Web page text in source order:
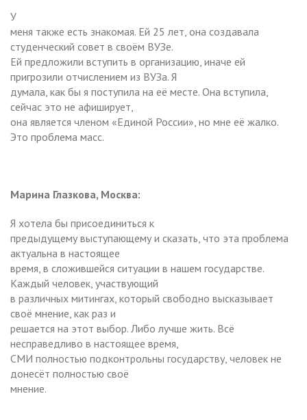
У
меня также есть знакомая. Ей 25 лет, она создавала
студенческий совет в своём ВУЗе.
Ей предложили вступить в организацию, иначе ей
пригрозили отчислением из ВУЗа. Я
думала, как бы я поступила на её месте. Она вступила,
сейчас это не афиширует,
она является членом «Единой России», но мне её жалко.
Это проблема масс.
Марина Глазкова, Москва:
Я хотела бы присоединиться к
предыдущему выступающему и сказать, что эта проблема
актуальна в настоящее
время, в сложившейся ситуации в нашем государстве.
Каждый человек, участвующий
в различных митингах, который свободно высказывает
своё мнение, как раз и
решается на этот выбор. Либо лучше жить. Всё
несправедливо в настоящее время,
СМИ полностью подконтрольны государству, человек не
донесёт полностью своё
мнение.